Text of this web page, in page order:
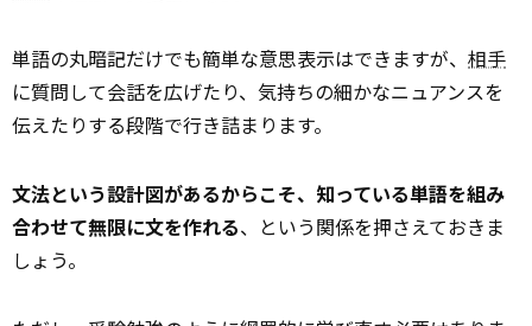
単語の丸暗記だけでも簡単な意思表示はできますが、 相手
に質問して会話を広げたり、気持ちの細かなニュアンスを
伝えたりする段階で行き詰まります。
文法という設計図があるからこそ、知っている単語を組み
合わせて無限に文を作れる、という関係を押さえておきま
しょう。